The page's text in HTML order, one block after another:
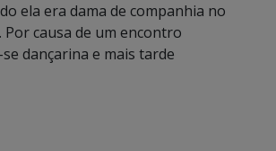
ela era dama de companhia no
causa de um encontro
dançarina e mais tarde